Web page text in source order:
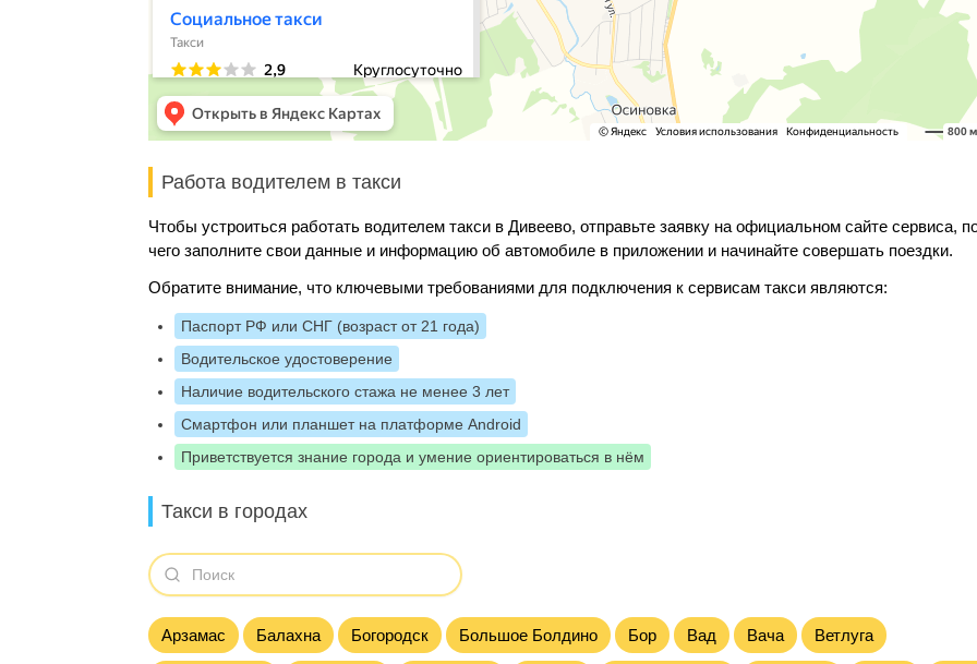
Работа водителем в такси
Чтобы устроиться работать водителем такси в Дивеево, отправьте заявку на официальном сайте сервиса,
чего заполните свои данные и информацию об автомобиле в приложении и начинайте совершать поездки.
Обратите внимание, что ключевыми требованиями для подключения к сервисам такси являются:
Паспорт РФ или СНГ (возраст от 21 года)
Водительское удостоверение
Наличие водительского стажа не менее 3 лет
Смартфон или планшет на платформе Android
Приветствуется знание города и умение ориентироваться в нём
Такси в городах
Арзамас Балахна Богородск Большое Болдино Бор Вад Вача Ветлуга